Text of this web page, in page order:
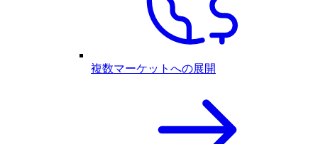
複数マーケットへの展開